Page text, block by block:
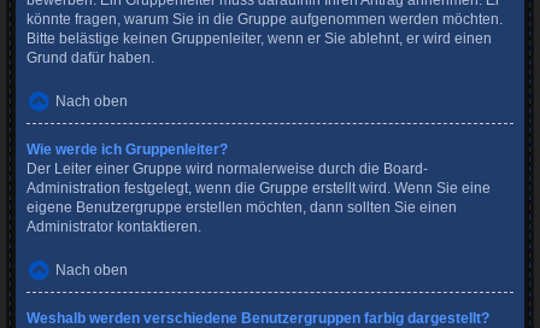
könnte fragen, warum Sie in die Gruppe aufgenommen werden möchten.
Bitte belästige keinen Gruppenleiter, wenn er Sie ablehnt, er wird einen
Grund dafür haben.
Nach oben
Wie werde ich Gruppenleiter?
Der Leiter einer Gruppe wird normalerweise durch die Board-
Administration festgelegt, wenn die Gruppe erstellt wird. Wenn Sie eine
eigene Benutzergruppe erstellen möchten, dann sollten Sie einen
Administrator kontaktieren.
Nach oben
Weshalb werden verschiedene Benutzergruppen farbig dargestellt?